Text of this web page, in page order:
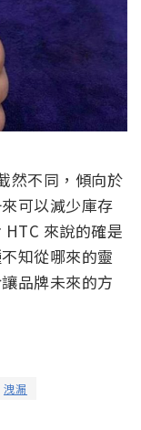
然不同，傾向於
可以減少庫存
來說的確是
知從哪來的靈
品牌未來的方
洩漏